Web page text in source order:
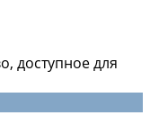
доступное для